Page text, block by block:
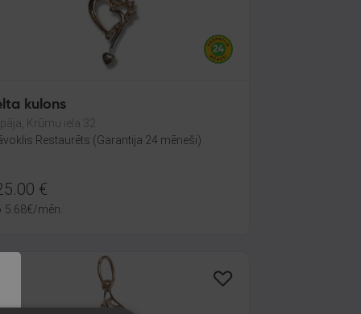
kulons
Krūmu iela 32
Restaurēts (Garantija 24 mēneši)
€
5.68€/mēn.